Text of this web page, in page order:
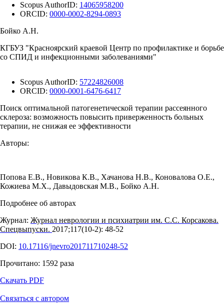
Scopus AuthorID: 14065958200
ORCID: 0000-0002-8294-0893
Бойко А.Н.
КГБУЗ "Красноярский краевой Центр по профилактике и борьбе
со СПИД и инфекционными заболеваниями"
Scopus AuthorID: 57224826008
ORCID: 0000-0001-6476-6417
Поиск оптимальной патогенетической терапии рассеянного
склероза: возможность повысить приверженность больных
терапии, не снижая ее эффективности
Авторы:
Попова Е.В., Новикова К.В., Хачанова Н.В., Коновалова О.Е.,
Кожиева М.Х., Давыдовская М.В., Бойко А.Н.
Подробнее об авторах
Журнал: Журнал неврологии и психиатрии им. С.С. Корсакова.
Спецвыпуски. 2017;117(10‑2): 48‑52
DOI: 10.17116/jnevro201711710248-52
Прочитано: 1592 раза
Скачать PDF
Связаться с автором